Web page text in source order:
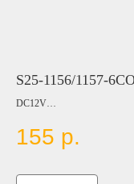
S25-1156/1157-
DC12V
Цвет:
WHITE
BLUE
155 р.